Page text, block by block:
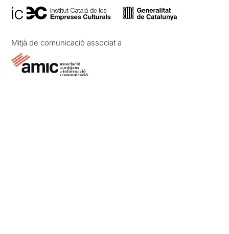
Mitjà de comunicació associat a